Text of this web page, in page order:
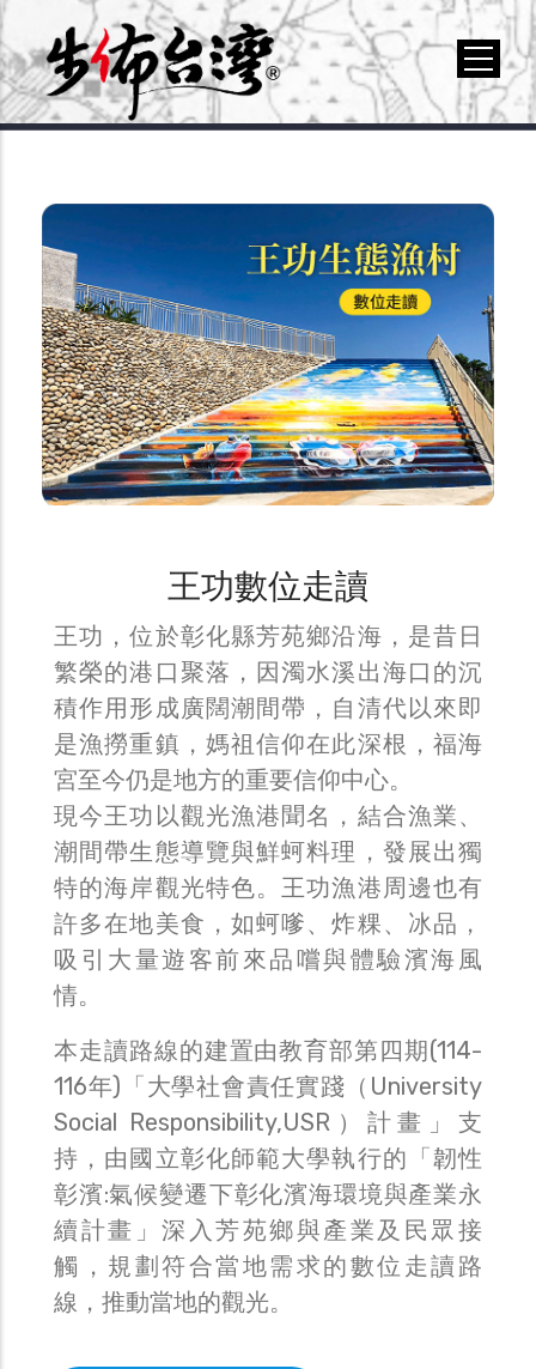
王功數位走讀
王功，位於彰化縣芳苑鄉沿海，是昔日
繁榮的港口聚落，因濁水溪出海口的沉
積作用形成廣闊潮間帶，自清代以來即
是漁撈重鎮，媽祖信仰在此深根，福海
宮至今仍是地方的重要信仰中心。
現今王功以觀光漁港聞名，結合漁業、
潮間帶生態導覽與鮮蚵料理，發展出獨
特的海岸觀光特色。王功漁港周邊也有
許多在地美食，如蚵嗲、炸粿、冰品，
吸引大量遊客前來品嚐與體驗濱海風
情。
本走讀路線的建置由教育部第四期(114-
116年)「大學社會責任實踐（University
Social Responsibility,USR）計畫」支
持，由國立彰化師範大學執行的「韌性
彰濱:氣候變遷下彰化濱海環境與產業永
續計畫」深入芳苑鄉與產業及民眾接
觸，規劃符合當地需求的數位走讀路
線，推動當地的觀光。